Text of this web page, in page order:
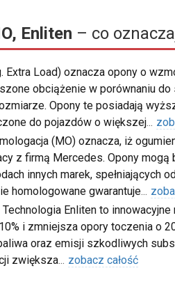
Enliten – co
Extra Load) oznacza opony o
obciążenie w porównaniu
Opony te posiadają
do pojazdów o większej...
(MO) oznacza, iż
z firmą Mercedes. Opony
innych marek, spełniających
homologowane gwarantuje...
Technologia Enliten to
i zmniejsza opory toczenia o
oraz emisji szkodliwych
zwiększa... zobacz całość